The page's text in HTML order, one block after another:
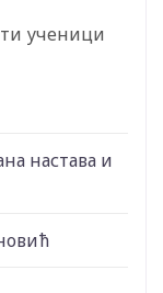
ученици
настава и